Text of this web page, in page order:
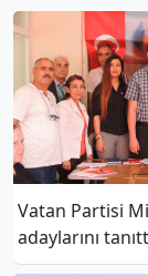
Vatan Partisi
adaylarını